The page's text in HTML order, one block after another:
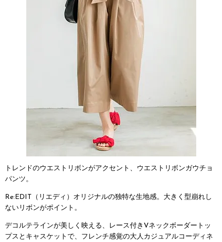
トレンドのウエストリボンがアクセント、ウエストリボンガウチョ
パンツ。
Re:EDIT（リエディ）オリジナルの独特な生地感。大きく型崩れし
ないリボンがポイント。
デコルテラインが美しく映える、レース付きVネックボーダートッ
プスとキャスケットで、フレンチ感覚の大人カジュアルコーディネ